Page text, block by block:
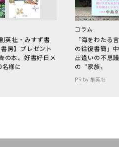
英社・みすず書
房】プレゼント
の本、好書好日メ
様に
コラム
「海をわた
の往復書簡」
出逢いの不思
の〝家族〟
PR by 集英社